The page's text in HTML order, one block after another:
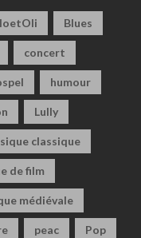
Blues
concert
humour
Lully
classique
de film
médiévale
peac Pop